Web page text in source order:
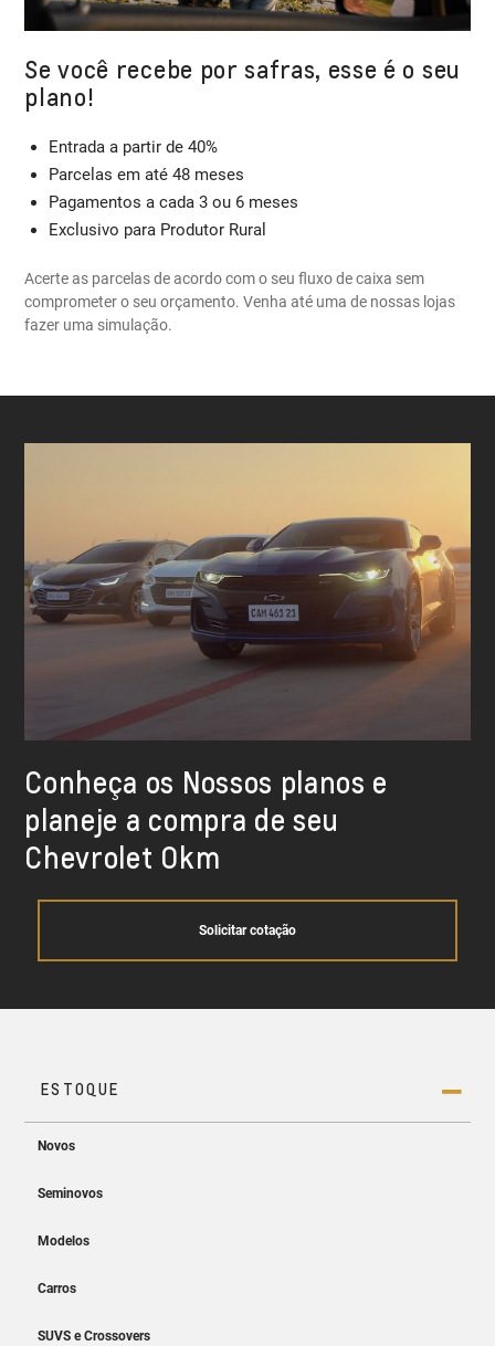
Se você recebe por safras, esse é o seu
plano!
Entrada a partir de 40%
Parcelas em até 48 meses
Pagamentos a cada 3 ou 6 meses
Exclusivo para Produtor Rural
Acerte as parcelas de acordo com o seu fluxo de caixa sem
comprometer o seu orçamento. Venha até uma de nossas lojas
fazer uma simulação.
Conheça os Nossos planos e
planeje a compra de seu
Chevrolet Okm
Solicitar cotação